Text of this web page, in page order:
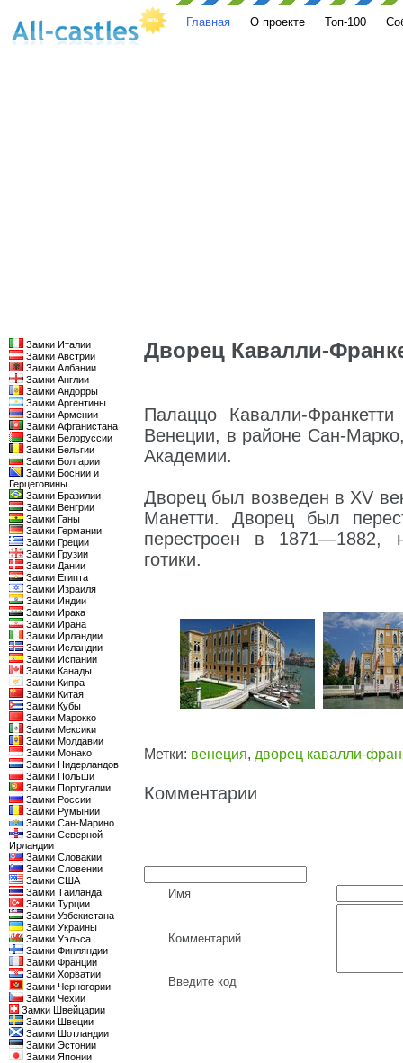
Главная О проекте Топ-100
Замки Италии
Замки Австрии
Замки Албании
Замки Англии
Замки Андорры
Замки Аргентины
Замки Армении
Замки Афганистана
Замки Белоруссии
Замки Бельгии
Замки Болгарии
Замки Боснии и
Герцеговины
Замки Бразилии
Замки Венгрии
Замки Ганы
Замки Германии
Замки Греции
Замки Грузии
Замки Дании
Замки Египта
Замки Израиля
Замки Индии
Замки Ирака
Замки Ирана
Замки Ирландии
Замки Исландии
Замки Испании
Замки Канады
Замки Кипра
Замки Китая
Замки Кубы
Замки Марокко
Замки Мексики
Замки Молдавии
Замки Монако
Замки Нидерландов
Замки Польши
Замки Португалии
Замки России
Замки Румынии
Замки Сан-Марино
Замки Северной
Ирландии
Замки Словакии
Замки Словении
Замки США
Замки Таиланда
Замки Турции
Замки Узбекистана
Замки Украины
Замки Уэльса
Замки Финляндии
Замки Франции
Замки Хорватии
Замки Черногории
Замки Чехии
Замки Швейцарии
Замки Швеции
Замки Шотландии
Замки Эстонии
Замки Японии
Дворец Кавалли-
Палаццо Кавалли-
Венеции, в районе Сан-
Академии.
Дворец был возведен в XV
Манетти. Дворец был
перестроен в 1871—1882,
готики.
Метки: венеция, дворец кавалли-
Комментарии
Имя
Комментарий
Введите код